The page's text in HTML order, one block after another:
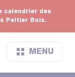
calendrier des
Peltier Bois.
MENU